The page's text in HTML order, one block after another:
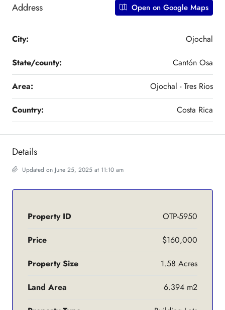
Address Open on Google Maps
City: Ojochal
State/county: Cantón Osa
Area: Ojochal - Tres Rios
Country: Costa Rica
Details
Updated on June 25, 2025 at 11:10 am
Property ID OTP-5950
Price $160,000
Property Size 1.58 Acres
Land Area 6.394 m2